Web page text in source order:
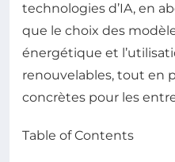
technologies d’IA, en
que le choix des
énergétique et
renouvelables, tout en
concrètes pour les
Table of Contents